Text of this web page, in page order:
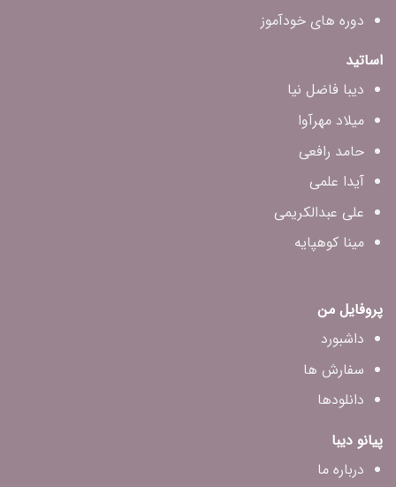
دوره های خودآموز
اساتید
دیبا فاضل‌ نیا
میلاد مهرآوا
حامد رافعی
آیدا علمی
علی عبدالکریمی
مینا کوهپایه
پروفایل من
داشبورد
سفارش ها
دانلودها
پیانو دیبا
درباره ما